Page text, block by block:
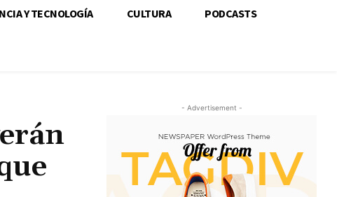
Y TECNOLOGÍA CULTURA PODCASTS
- Advertisement -